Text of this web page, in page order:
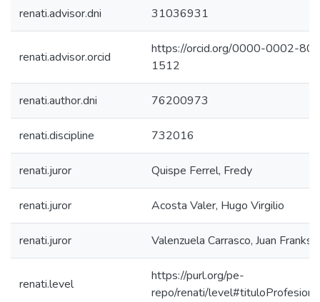
renati.advisor.dni 31036931
renati.advisor.orcid
https://orcid.org/0000-0002-
1512
renati.author.dni 76200973
renati.discipline 732016
renati.juror Quispe Ferrel, Fredy
renati.juror Acosta Valer, Hugo Virgilio
renati.juror Valenzuela Carrasco, Juan Franks
renati.level
https://purl.org/pe-
repo/renati/